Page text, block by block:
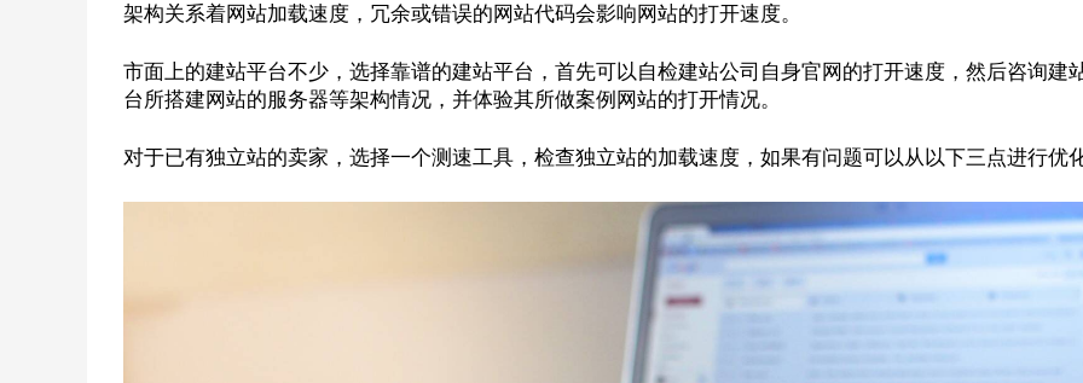
架构关系着网站加载速度，冗余或错误的网站代码会影响网站的打开速度。
市面上的建站平台不少，选择靠谱的建站平台，首先可以自检建站公司自身官网的打开速度，然后咨询建
台所搭建网站的服务器等架构情况，并体验其所做案例网站的打开情况。
对于已有独立站的卖家，选择一个测速工具，检查独立站的加载速度，如果有问题可以从以下三点进行优